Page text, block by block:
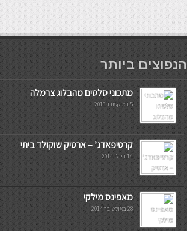
мостбет кг
הנפוצים ביותר
מתכוני סלטים מהבלוג צרמלה
5 באוקטובר 2013
קרטיפאדג’ – ארטיק שוקולד ביתי
14 ביולי 2014
מאפינס מילקי
28 באוקטובר 2014